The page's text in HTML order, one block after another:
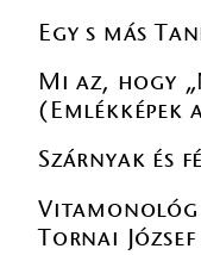
Egy s más
Mi az, hogy
Szárnyak és
Vitamonológ
Tornai